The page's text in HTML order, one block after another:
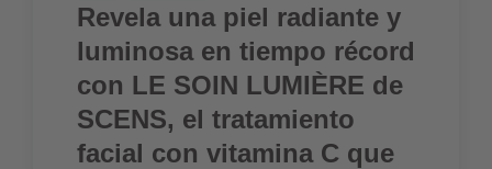
Revela una piel radiante y
luminosa en tiempo récord
con LE SOIN LUMIÈRE de
SCENS, el tratamiento
facial con vitamina C que